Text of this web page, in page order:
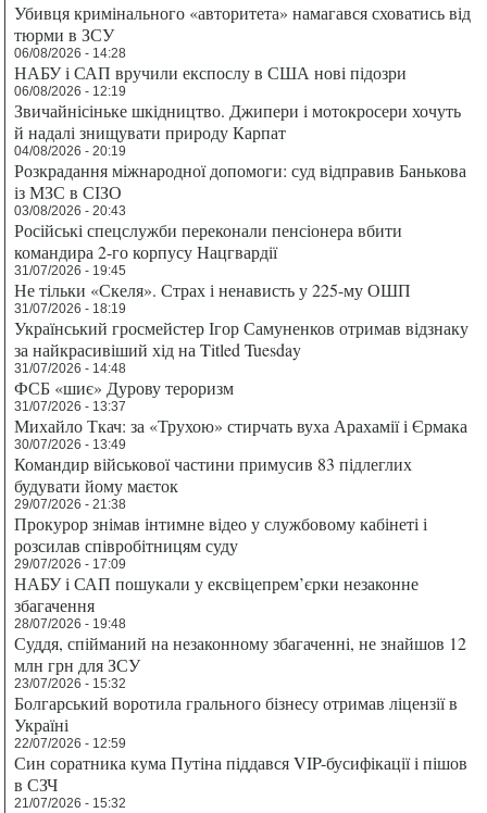
Убивця кримінального «авторитета» намагався сховатись від
тюрми в ЗСУ
06/08/2026 - 14:28
НАБУ і САП вручили експослу в США нові підозри
06/08/2026 - 12:19
Звичайнісіньке шкідництво. Джипери і мотокросери хочуть
й надалі знищувати природу Карпат
04/08/2026 - 20:19
Розкрадання міжнародної допомоги: суд відправив Банькова
із МЗС в СІЗО
03/08/2026 - 20:43
Російські спецслужби переконали пенсіонера вбити
командира 2-го корпусу Нацгвардії
31/07/2026 - 19:45
Не тільки «Скеля». Страх і ненависть у 225-му ОШП
31/07/2026 - 18:19
Український гросмейстер Ігор Самуненков отримав відзнаку
за найкрасивіший хід на Titled Tuesday
31/07/2026 - 14:48
ФСБ «шиє» Дурову тероризм
31/07/2026 - 13:37
Михайло Ткач: за «Трухою» стирчать вуха Арахамії і Єрмака
30/07/2026 - 13:49
Командир військової частини примусив 83 підлеглих
будувати йому маєток
29/07/2026 - 21:38
Прокурор знімав інтимне відео у службовому кабінеті і
розсилав співробітницям суду
29/07/2026 - 17:09
НАБУ і САП пошукали у ексвіцепрем’єрки незаконне
збагачення
28/07/2026 - 19:48
Суддя, спійманий на незаконному збагаченні, не знайшов 12
млн грн для ЗСУ
23/07/2026 - 15:32
Болгарський воротила грального бізнесу отримав ліцензії в
Україні
22/07/2026 - 12:59
Син соратника кума Путіна піддався VIP-бусифікації і пішов
в СЗЧ
21/07/2026 - 15:32